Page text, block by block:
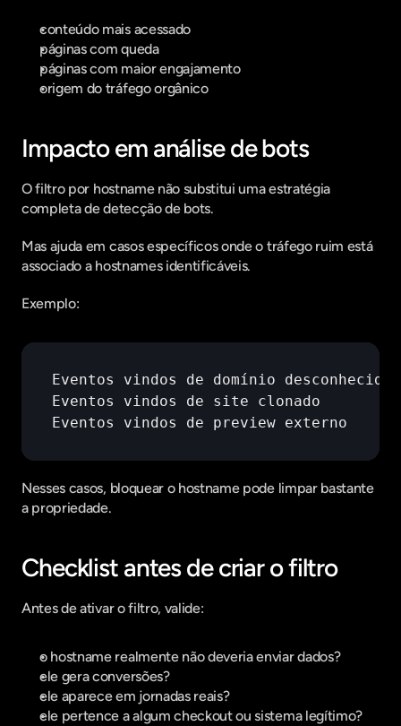
conteúdo mais acessado
páginas com queda
páginas com maior engajamento
origem do tráfego orgânico
Impacto em análise de bots
O filtro por hostname não substitui uma estratégia
completa de detecção de bots.
Mas ajuda em casos específicos onde o tráfego ruim está
associado a hostnames identificáveis.
Exemplo:
Eventos vindos de domínio desconhecido
Eventos vindos de site clonado
Eventos vindos de preview externo
Nesses casos, bloquear o hostname pode limpar bastante
a propriedade.
Checklist antes de criar o filtro
Antes de ativar o filtro, valide:
o hostname realmente não deveria enviar dados?
ele gera conversões?
ele aparece em jornadas reais?
ele pertence a algum checkout ou sistema legítimo?